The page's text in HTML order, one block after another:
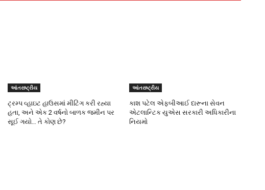
આંતરાષ્ટ્રીય
ટ્રમ્પ વ્હાઇટ હાઉસમાં મીટિંગ કરી રહ્યા
હતા, અને એક 2 વર્ષનો બાળક જમીન પર
સૂઈ ગયો… તે કોણ છે?
આંતરાષ્ટ્રીય
કાશ પટેલ એફબીઆઈ દારૂના સેવન
એટલાન્ટિક યુએસ સરકારી અધિકારીના
નિયમો